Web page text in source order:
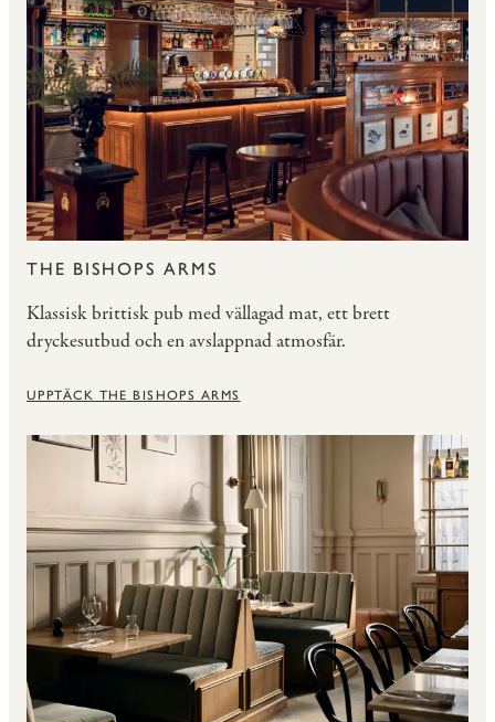
THE BISHOPS ARMS
Klassisk brittisk pub med vällagad mat, ett brett
dryckesutbud och en avslappnad atmosfär.
UPPTÄCK THE BISHOPS ARMS